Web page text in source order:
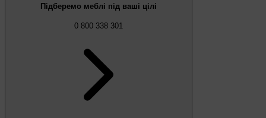
Підберемо меблі під ваші цілі
0 800 338 301